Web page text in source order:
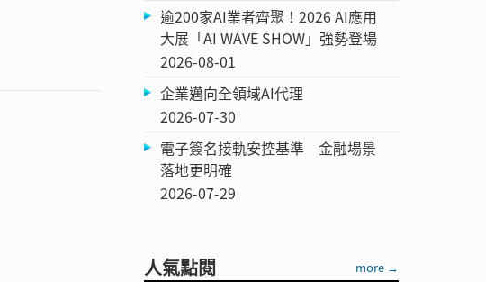
逾200家AI業者齊聚！2026 AI應用
大展「AI WAVE SHOW」強勢登場
2026-08-01
企業邁向全領域AI代理
2026-07-30
電子簽名接軌安控基準 金融場景
落地更明確
2026-07-29
人氣點閱 more →